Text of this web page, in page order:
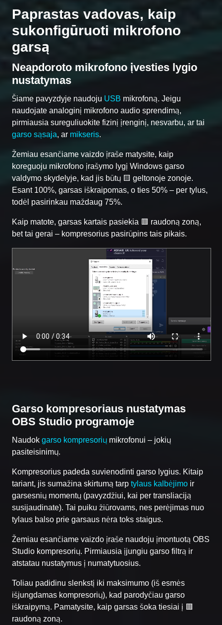
Paprastas vadovas, kaip
sukonfigūruoti mikrofono
garsą
Neapdoroto mikrofono įvesties lygio
nustatymas
Šiame pavyzdyje naudoju USB mikrofoną. Jeigu
naudojate analoginį mikrofono audio sprendimą,
pirmiausia sureguliuokite fizinį įrenginį, nesvarbu, ar tai
garso sąsaja, ar mikseris.
Žemiau esančiame vaizdo įraše matysite, kaip
koreguoju mikrofono įrašymo lygį Windows garso
valdymo skydelyje, kad jis būtų 🟨 geltonoje zonoje.
Esant 100%, garsas iškraipomas, o ties 50% – per tylus,
todėl pasirinkau maždaug 75%.
Kaip matote, garsas kartais pasiekia 🟥 raudoną zoną,
bet tai gerai – kompresorius pasirūpins tais pikais.
Garso kompresoriaus nustatymas
OBS Studio programoje
Naudok garso kompresorių mikrofonui – jokių
pasiteisinimų.
Kompresorius padeda suvienodinti garso lygius. Kitaip
tariant, jis sumažina skirtumą tarp tylaus kalbėjimo ir
garsesnių momentų (pavyzdžiui, kai per transliaciją
susijaudinate). Tai puiku žiūrovams, nes perėjimas nuo
tylaus balso prie garsaus nėra toks staigus.
Žemiau esančiame vaizdo įraše naudoju įmontuotą OBS
Studio kompresorių. Pirmiausia įjungiu garso filtrą ir
atstatau nustatymus į numatytuosius.
Toliau padidinu slenkstį iki maksimumo (iš esmės
išjungdamas kompresorių), kad parodyčiau garso
iškraipymą. Pamatysite, kaip garsas šoka tiesiai į 🟥
raudoną zoną.